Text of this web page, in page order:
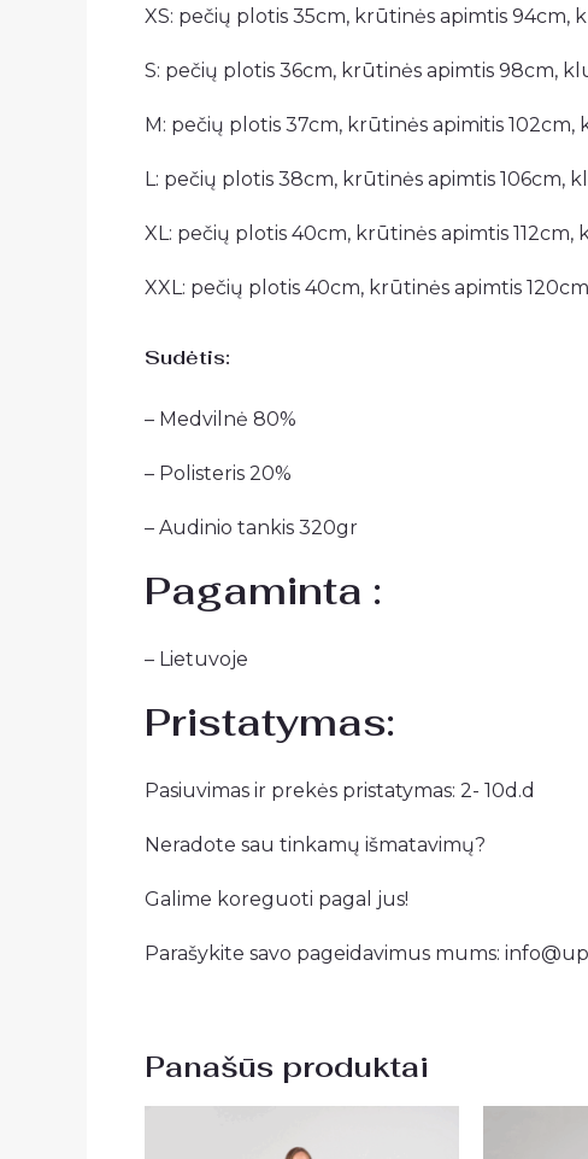
XS: pečių plotis 35cm, krūtinės apimtis 94cm,
S: pečių plotis 36cm, krūtinės apimtis 98cm,
M: pečių plotis 37cm, krūtinės apimitis 102cm,
L: pečių plotis 38cm, krūtinės apimtis 106cm,
XL: pečių plotis 40cm, krūtinės apimtis 112cm,
XXL: pečių plotis 40cm, krūtinės apimtis
Sudėtis:
– Medvilnė 80%
– Polisteris 20%
– Audinio tankis 320gr
Pagaminta :
– Lietuvoje
Pristatymas:
Pasiuvimas ir prekės pristatymas: 2- 10d.d
Neradote sau tinkamų išmatavimų?
Galime koreguoti pagal jus!
Parašykite savo pageidavimus mums:
Panašūs produktai